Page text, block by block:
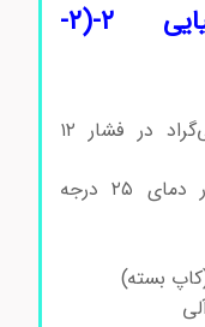
ویژگی‌های فیزیکوشیمیایی ۲-(۲-
۹۲-۹۳ درجه سانتی‌گراد در فشار ۱۲
۱.۰۲۱ گرم بر میلی‌لیتر در دمای ۲۵ درجه